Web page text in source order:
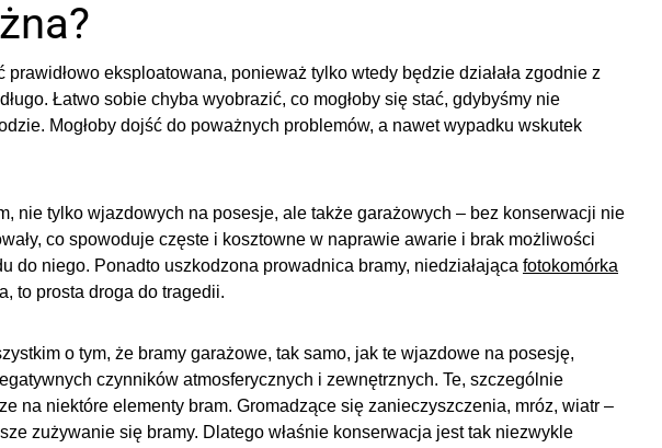
prawidłowo eksploatowana, ponieważ tylko wtedy będzie działała zgodnie z
Łatwo sobie chyba wyobrazić, co mogłoby się stać, gdybyśmy nie
Mogłoby dojść do poważnych problemów, a nawet wypadku wskutek
nie tylko wjazdowych na posesje, ale także garażowych – bez konserwacji nie
co spowoduje częste i kosztowne w naprawie awarie i brak możliwości
do niego. Ponadto uszkodzona prowadnica bramy, niedziałająca fotokomórka
to prosta droga do tragedii.
o tym, że bramy garażowe, tak samo, jak te wjazdowe na posesję,
czynników atmosferycznych i zewnętrznych. Te, szczególnie
na niektóre elementy bram. Gromadzące się zanieczyszczenia, mróz, wiatr –
zużywanie się bramy. Dlatego właśnie konserwacja jest tak niezwykle